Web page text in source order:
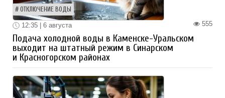
ОТКЛЮЧЕНИЕ ВОДЫ
555
12:35 | 6 августа
Подача холодной воды в Каменске-Уральском
выходит на штатный режим в Синарском
и Красногорском районах